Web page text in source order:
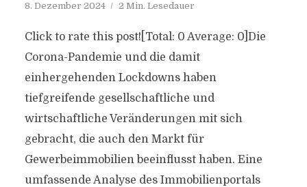
8. Dezember 2024 2 Min. Lesedauer
Click to rate this post![Total: 0 Average: 0]Die
Corona-Pandemie und die damit
einhergehenden Lockdowns haben
tiefgreifende gesellschaftliche und
wirtschaftliche Veränderungen mit sich
gebracht, die auch den Markt für
Gewerbeimmobilien beeinflusst haben. Eine
umfassende Analyse des Immobilienportals